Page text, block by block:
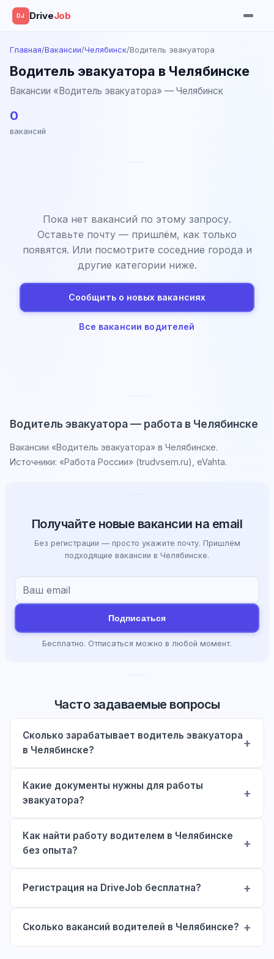
DJ DriveJob
Главная/Вакансии/Челябинск/Водитель эвакуатора
Водитель эвакуатора в Челябинске
Вакансии «Водитель эвакуатора» — Челябинск
0
вакансий
Пока нет вакансий по этому запросу.
Оставьте почту — пришлём, как только
появятся. Или посмотрите соседние города и
другие категории ниже.
Сообщить о новых вакансиях
Все вакансии водителей
Водитель эвакуатора — работа в Челябинске
Вакансии «Водитель эвакуатора» в Челябинске.
Источники: «Работа России» (trudvsem.ru), eVahta.
Получайте новые вакансии на email
Без регистрации — просто укажите почту. Пришлём
подходящие вакансии в Челябинске.
Подписаться
Бесплатно. Отписаться можно в любой момент.
Часто задаваемые вопросы
Сколько зарабатывает водитель эвакуатора
в Челябинске?
Какие документы нужны для работы
эвакуатора?
Как найти работу водителем в Челябинске
без опыта?
Регистрация на DriveJob бесплатна?
Сколько вакансий водителей в Челябинске?